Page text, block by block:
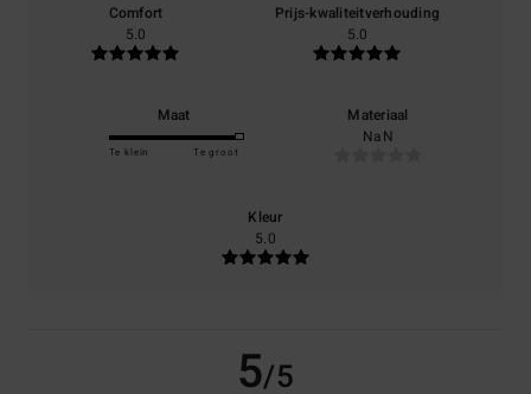
Comfort
5.0
Prijs-kwaliteitverhouding
5.0
Maat
Te klein Te groot
Materiaal
NaN
Kleur
5.0
5/5